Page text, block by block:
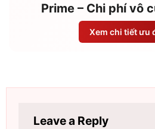
Prime – Chi phí vô
Xem chi tiết ưu
Leave a Reply